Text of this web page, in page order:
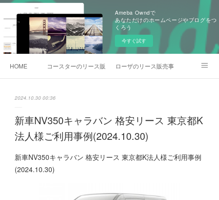
Ameba Owndで
あなただけのホームページやブログをつ
くろう
今すぐ試す
HOME コースターのリース販売事例ローザのリース販売事例
2024.10.30 00:36
新車NV350キャラバン 格安リース 東京都K
法人様ご利用事例(2024.10.30)
新車NV350キャラバン 格安リース 東京都K法人様ご利用事例
(2024.10.30)